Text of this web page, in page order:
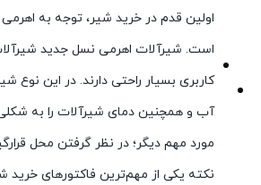
اولین قدم در خرید شیر، توجه به
است. شیرآلات اهرمی نسل جدید
کاربری بسیار راحتی دارند. در این نوع
آب و همچنین دمای شیرآلات را به شکلی
مورد مهم دیگر؛ در نظر گرفتن محل
نکته یکی از مهم‌ترین فاکتورهای